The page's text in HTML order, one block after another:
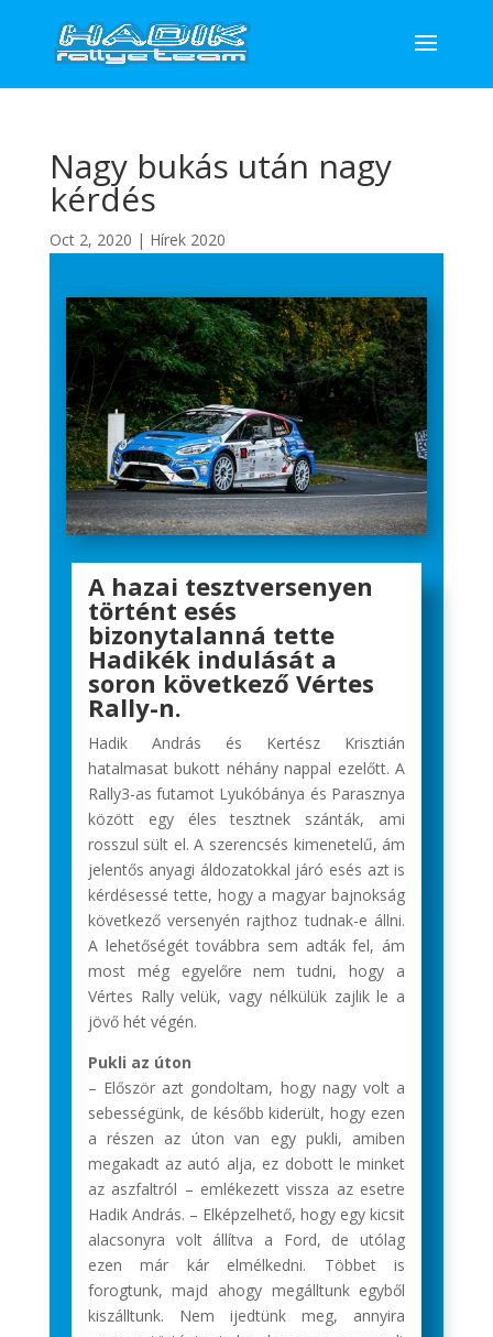
Nagy bukás után nagy
kérdés
Oct 2, 2020 | Hírek 2020
A hazai tesztversenyen
történt esés
bizonytalanná tette
Hadikék indulását a
soron következő Vértes
Rally-n.
Hadik András és Kertész Krisztián
hatalmasat bukott néhány nappal ezelőtt. A
Rally3-as futamot Lyukóbánya és Parasznya
között egy éles tesztnek szánták, ami
rosszul sült el. A szerencsés kimenetelű, ám
jelentős anyagi áldozatokkal járó esés azt is
kérdésessé tette, hogy a magyar bajnokság
következő versenyén rajthoz tudnak-e állni.
A lehetőségét továbbra sem adták fel, ám
most még egyelőre nem tudni, hogy a
Vértes Rally velük, vagy nélkülük zajlik le a
jövő hét végén.
Pukli az úton
– Először azt gondoltam, hogy nagy volt a
sebességünk, de később kiderült, hogy ezen
a részen az úton van egy pukli, amiben
megakadt az autó alja, ez dobott le minket
az aszfaltról – emlékezett vissza az esetre
Hadik András. – Elképzelhető, hogy egy kicsit
alacsonyra volt állítva a Ford, de utólag
ezen már kár elmélkedni. Többet is
forogtunk, majd ahogy megálltunk egyből
kiszálltunk. Nem ijedtünk meg, annyira